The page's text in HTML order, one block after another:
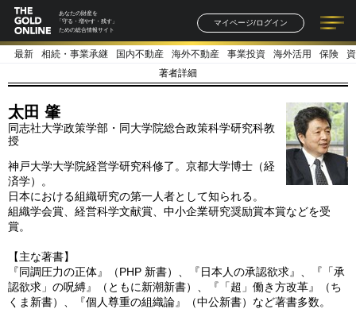
あなたの財産を
「守る・増やす・残す」
ための総合情報サイト
マイページ/ログイン
記事一覧 連載一覧
著者一覧 書籍一覧
最新 相続・事業承継 国内不動産 海外不動産 事業投資 海外活用 保険
著者詳細
太田 肇
同志社大学政策学部・同大学院総合政策科学研究科教
授
神戸大学大学院経営学研究科修了。京都大学博士（経
済学）。
日本における組織研究の第一人者として知られる。
組織学会賞、経営科学文献賞、中小企業研究奨励賞本賞などを受
賞。
【主な著書】
『同調圧力の正体』（PHP 新書）、『日本人の承認欲求』、『「承
認欲求」の呪縛』（ともに新潮新書）、『「超」働き方改革』（ち
くま新書）、『個人尊重の組織論』（中公新書）など著書多数。